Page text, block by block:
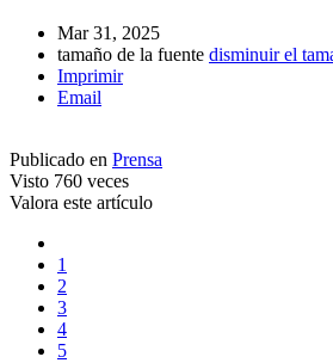
Mar 31, 2025
tamaño de la fuente disminuir el
Imprimir
Email
Publicado en Prensa
Visto 760 veces
Valora este artículo
1
2
3
4
5